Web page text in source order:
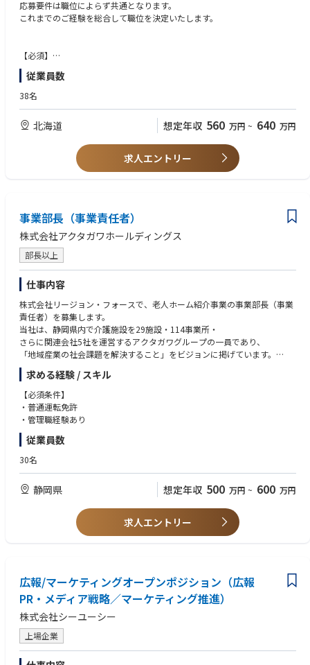
■業務プロセスの標準化・効率化推進
■金融機関・監査法人・税理士との折衝
※週に2回程度旭川出張が発生いたします。
応募要件は職位によらず共通となります。
これまでのご経験を総合して職位を決定いたします。
【必須】
■財務・経理部門での組織マネジメント経験
■日商簿記2級以上、または同等の会計知識
■経営数値を基にした戦略的提案力
【歓迎】
■監査対応の経験
■連結決算またはグループ管理の経験
【ポジションの特徴・期待する役割】
メントを通じて組織力の向上を図りながら、経営層と連携して財務・資金
戦略の立案にも携わります。将来的にはCFOとして財務戦略を牽引いただ
くことを期待しています。
従業員数
38名
北海道 想定年収 560 万円 ~ 640 万円
求人エントリー
事業部長（事業責任者）
株式会社アクタガワホールディングス
部長以上
仕事内容
株式会社リージョン・フォースで、老人ホーム紹介事業の事業部長（事業
責任者）を募集します。
当社は、静岡県内で介護施設を29施設・114事業所・
さらに関連会社5社を運営するアクタガワグループの一員であり、
「地域産業の社会課題を解決すること」をビジョンに掲げています。
老人ホーム紹介事業を通じて、超高齢化社会における重要な課題として、
介護人材不足による施設稼働率の低下、高齢者向け住まいに関する情報不
足や選択の難しさなど
といった問題の解決に取り組んでまいります。
ご高齢の方やご家族からのご相談に対応し、「最適な老人ホーム探し」を
老人ホームの運営側における「入居者獲得・稼働率向上」といった経営課
題の解決にも寄与する、
社会性と成長性を兼ね備えたビジネスです。
当社の成長領域である「老人ホーム紹介事業」において、事業部長として
事業戦略の策定・実行（市場分析、競合調査、収益モデル設計）
営業・事務のマネジメントおよびKPI管理
人材育成、組織体制の強化
単なる施設紹介にとどまらず、超高齢化社会における課題解決を見据えた
事業運営をリードしていただきます。
将来的には当社の経営幹部候補としての活躍も期待しています。
求める経験 / スキル
【必須条件】
・普通運転免許
・管理職経験あり
従業員数
30名
静岡県 想定年収 500 万円 ~ 600 万円
求人エントリー
広報/マーケティングオープンポジション（広報
PR・メディア戦略／マーケティング推進）
株式会社シーユーシー
上場企業